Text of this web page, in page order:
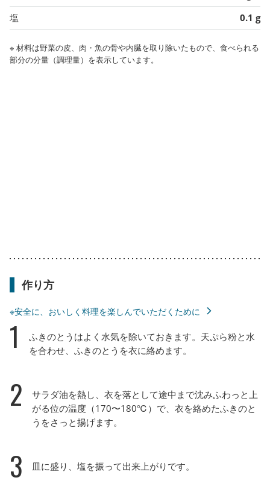
塩
0.1 g
※ 材料は野菜の皮、肉・魚の骨や内臓を取り除いたもので、食べられる
部分の分量（調理量）を表示しています。
作り方
※安全に、おいしく料理を楽しんでいただくために
1
ふきのとうはよく水気を除いておきます。天ぷら粉と水
を合わせ、ふきのとうを衣に絡めます。
2
サラダ油を熱し、衣を落として途中まで沈みふわっと上
がる位の温度（170〜180℃）で、衣を絡めたふきのと
うをさっと揚げます。
3 皿に盛り、塩を振って出来上がりです。